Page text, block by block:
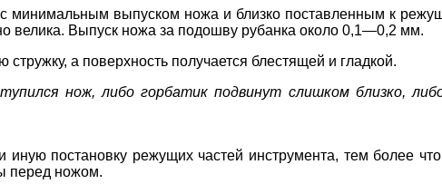
минимальным выпуском ножа и близко поставленным к
велика. Выпуск ножа за подошву рубанка около 0,1—0,2 мм.
а поверхность получается блестящей и гладкой.
нож, либо горбатик подвинут слишком близко,
иную постановку режущих частей инструмента, тем более
перед ножом.